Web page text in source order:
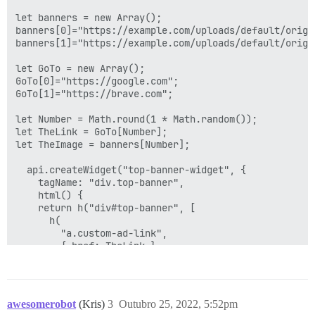
let banners = new Array();
banners[0]="https://example.com/uploads/default/
banners[1]="https://example.com/uploads/default/
let GoTo = new Array();
GoTo[0]="https://google.com";
GoTo[1]="https://brave.com";
let Number = Math.round(1 * Math.random());
let TheLink = GoTo[Number];
let TheImage = banners[Number];
  api.createWidget("top-banner-widget", {
    tagName: "div.top-banner",
    html() {
    return h("div#top-banner", [
      h(
        "a.custom-ad-link",
        { href: TheLink },
  });
awesomerobot (Kris) Outubro 25, 2022, 5:52pm
3